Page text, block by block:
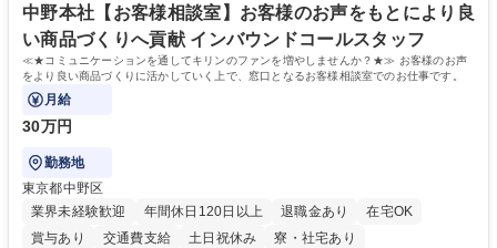
社員から頼られる存在になることができます。平均19:30の退勤以降の業
務の持ち帰りも禁止されており、メリハリのある働き方となります。 学
歴・資格 学歴：大学院 大学 高専 短大 語学力： 資格：
中野本社【お客様相談室】お客様のお声をもとにより良
い商品づくりへ貢献 インバウンドコールスタッフ
≪★コミュニケーションを通してキリンのファンを増やしませんか？★≫ お客様のお声
をより良い商品づくりに活かしていく上で、窓口となるお客様相談室でのお仕事です。
月給
30万円
勤務地
東京都中野区
業界未経験歓迎
年間休日120日以上 退職金あり
在宅OK
賞与あり
交通費支給 土日祝休み 寮・社宅あり